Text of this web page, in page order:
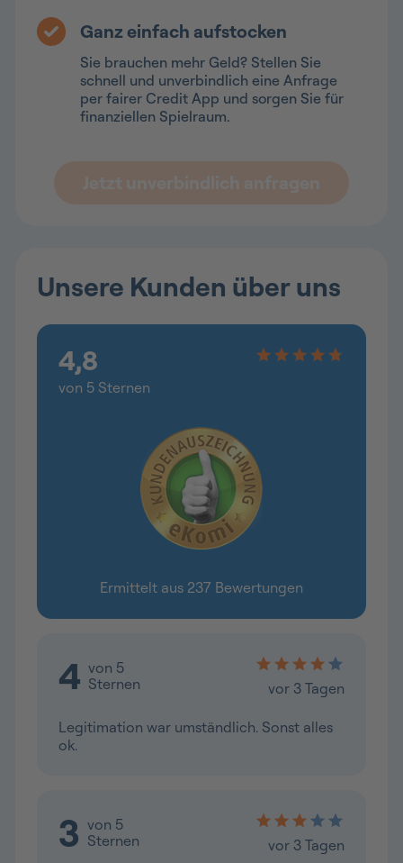
Ganz einfach aufstocken
Sie brauchen mehr Geld? Stellen Sie
schnell und unverbindlich eine Anfrage
per fairer Credit App und sorgen Sie für
finanziellen Spielraum.
Unsere Kunden über uns